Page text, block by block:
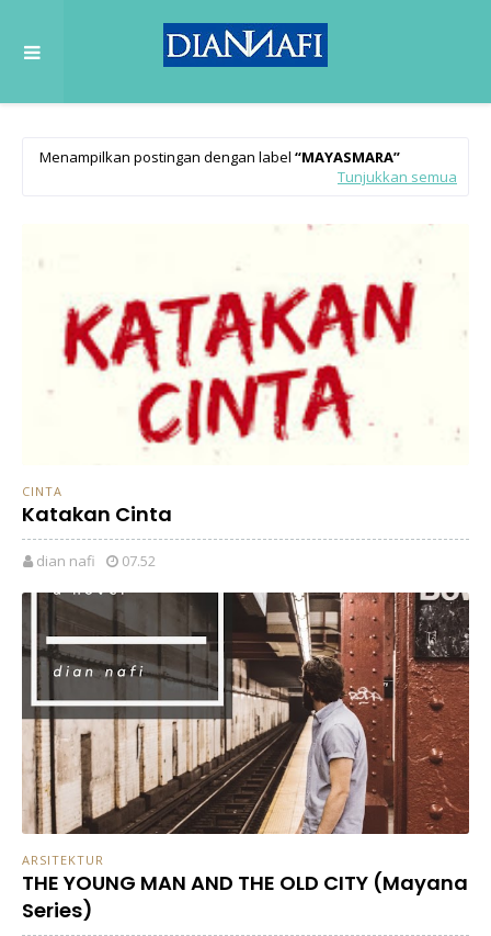
Menampilkan postingan dengan label
MAYASMARA
Tunjukkan semua
CINTA
Katakan Cinta
dian nafi 07.52
ARSITEKTUR
THE YOUNG MAN AND THE OLD CITY (Mayana
Series)